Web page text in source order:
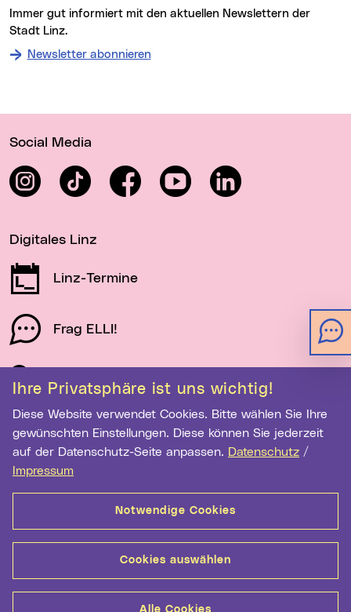
Ihre Privatsphäre ist uns wichtig!
Diese Website verwendet Cookies. Bitte wählen Sie Ihre
gewünschten Einstellungen. Diese können Sie jederzeit
auf der Datenschutz-Seite anpassen. Datenschutz /
Impressum
Notwendige Cookies
Cookies auswählen
Alle Cookies
Stadt Linz.
Newsletter abonnieren
Social Media
InstagramTikTok FacebookYouTube LinkedIn
Digitales Linz
Linz-Termine
Frag ELLI!
Schau auf Linz
Newsletter-Anmeldung
E-Mail-Adresse eingeben
Anmelden